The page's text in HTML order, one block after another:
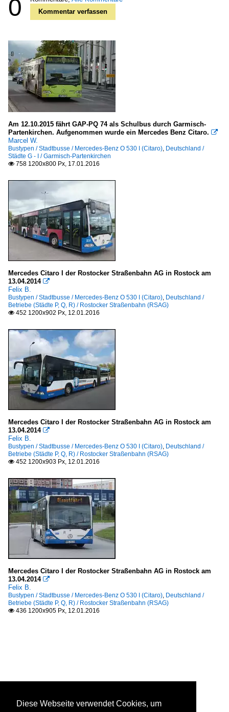
0
Kommentar verfassen
Am 12.10.2015 fährt GAP-PQ 74 als Schulbus durch Garmisch-
Partenkirchen. Aufgenommen wurde ein Mercedes Benz Citaro. 
Marcel W.
Bustypen / Stadtbusse / Mercedes-Benz O 530 I (Citaro), Deutschland /
Städte G - I / Garmisch-Partenkirchen
 758 1200x800 Px, 17.01.2016
Mercedes Citaro I der Rostocker Straßenbahn AG in Rostock am
13.04.2014 
Felix B.
Bustypen / Stadtbusse / Mercedes-Benz O 530 I (Citaro), Deutschland /
Betriebe (Städte P, Q, R) / Rostocker Straßenbahn (RSAG)
 452 1200x902 Px, 12.01.2016
Mercedes Citaro I der Rostocker Straßenbahn AG in Rostock am
13.04.2014 
Felix B.
Bustypen / Stadtbusse / Mercedes-Benz O 530 I (Citaro), Deutschland /
Betriebe (Städte P, Q, R) / Rostocker Straßenbahn (RSAG)
 452 1200x903 Px, 12.01.2016
Mercedes Citaro I der Rostocker Straßenbahn AG in Rostock am
13.04.2014 
Felix B.
Bustypen / Stadtbusse / Mercedes-Benz O 530 I (Citaro), Deutschland /
Betriebe (Städte P, Q, R) / Rostocker Straßenbahn (RSAG)
 436 1200x905 Px, 12.01.2016
Diese Webseite verwendet Cookies, um